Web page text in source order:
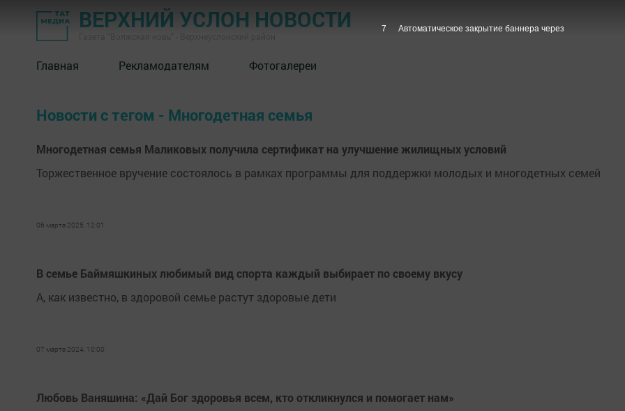
ВЕРХНИЙ УСЛОН НОВОСТИ
Главная Рекламодателям Фотогалереи
Новости с тегом - Многодетная семья
Многодетная семья Маликовых получила сертификат на улучшение жилищных условий
Торжественное вручение состоялось в рамках программы для поддержки молодых и многодетных семей
06 марта 2025, 12:01
В семье Баймяшкиных любимый вид спорта каждый выбирает по своему вкусу
А, как известно, в здоровой семье растут здоровые дети
07 марта 2024, 10:00
Любовь Ваняшина: «Дай Бог здоровья всем, кто откликнулся и помогает нам»
6 Автоматическое закрытие баннера через